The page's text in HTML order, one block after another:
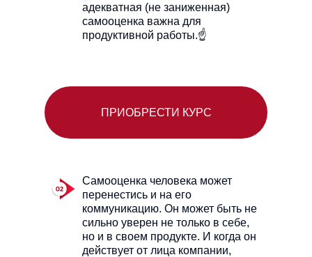
адекватная (не заниженная)
самооценка важна для
продуктивной работы.☝
Самооценка человека может
перенестись и на его
коммуникацию. Он может быть не
сильно уверен не только в себе,
но и в своем продукте. И когда он
действует от лица компании,
ПРИОБРЕСТИ КУРС